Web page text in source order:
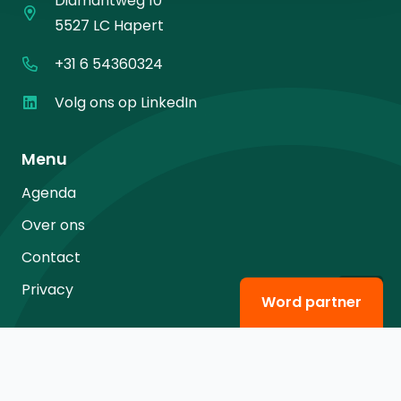
5527 LC Hapert
+31 6 54360324
Volg ons op LinkedIn
Menu
Agenda
Over ons
Contact
Privacy
Word partner